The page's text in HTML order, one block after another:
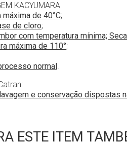
KACYUMARA
de 40°C;
de cloro;
com temperatura mínima;
máxima de 110°;
normal.
e conservação dispostas
ESTE ITEM